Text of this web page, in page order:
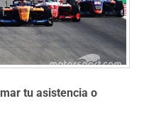
tu asistencia o